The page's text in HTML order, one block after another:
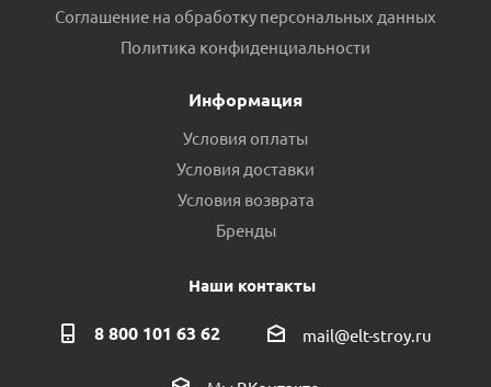
Соглашение на обработку персональных данных
Политика конфиденциальности
Информация
Условия оплаты
Условия доставки
Условия возврата
Бренды
Наши контакты
8 800 101 63 62 mail@elt-stroy.ru